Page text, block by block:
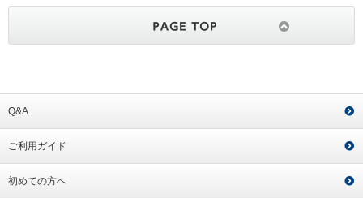
Q&A
ご利用ガイド
初めての方へ